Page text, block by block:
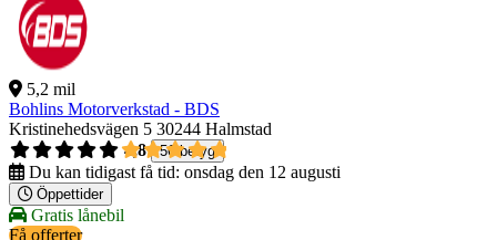
5,2 mil
Bohlins Motorverkstad - BDS
Kristinehedsvägen 5 30244 Halmstad
4,8
56 betyg
Du kan tidigast få tid: onsdag den 12 augusti
Öppettider
Gratis lånebil
Få offerter